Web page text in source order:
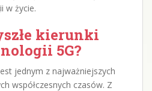
w życie.
kierunki
5G?
jednym z najważniejszych
współczesnych czasów. Z